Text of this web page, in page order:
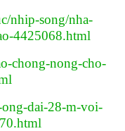
nhip-song/nha-
4425068.html
chong-nong-cho-
ong-dai-28-m-voi-